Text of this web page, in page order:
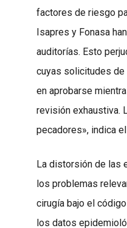
factores de riesgo
Isapres y Fonasa
auditorías. Esto
cuyas solicitudes
en aprobarse
revisión exhaustiva.
pecadores», indica
La distorsión de las
los problemas
cirugía bajo el
los datos